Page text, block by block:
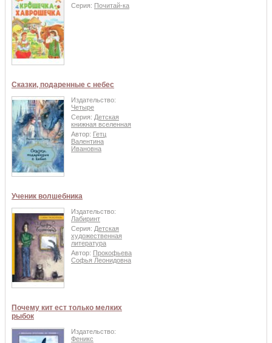
Серия: Почитай-ка
Сказки, подаренные с небес
Издательство:
Четыре
Серия: Детская
книжная вселенная
Автор: Гетц
Валентина
Ивановна
Ученик волшебника
Издательство:
Лабиринт
Серия: Детская
художественная
литература
Автор: Прокофьева
Софья Леонидовна
Почему кит ест только мелких
рыбок
Издательство:
Феникс